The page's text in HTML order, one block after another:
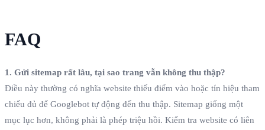
FAQ
1. Gửi sitemap rất lâu, tại sao trang vẫn không thu thập?
Điều này thường có nghĩa website thiếu điểm vào hoặc tín hiệu tham
chiếu đủ để Googlebot tự động đến thu thập. Sitemap giống một
mục lục hơn, không phải là phép triệu hồi. Kiểm tra website có liên